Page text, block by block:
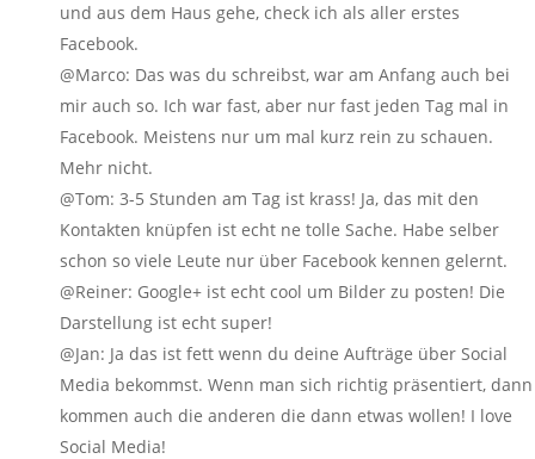
und aus dem Haus gehe, check ich als aller erstes
Facebook.
@Marco: Das was du schreibst, war am Anfang auch bei
mir auch so. Ich war fast, aber nur fast jeden Tag mal in
Facebook. Meistens nur um mal kurz rein zu schauen.
Mehr nicht.
@Tom: 3-5 Stunden am Tag ist krass! Ja, das mit den
Kontakten knüpfen ist echt ne tolle Sache. Habe selber
schon so viele Leute nur über Facebook kennen gelernt.
@Reiner: Google+ ist echt cool um Bilder zu posten! Die
Darstellung ist echt super!
@Jan: Ja das ist fett wenn du deine Aufträge über Social
Media bekommst. Wenn man sich richtig präsentiert, dann
kommen auch die anderen die dann etwas wollen! I love
Social Media!